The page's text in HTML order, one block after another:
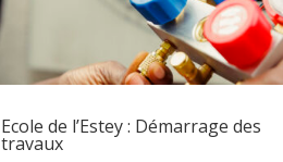
Ecole de l’Estey : Démarrage des
travaux